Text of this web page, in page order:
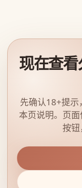
现在查
先确认18+提
本页说明。页
按钮